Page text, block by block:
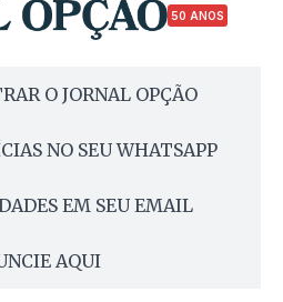
50 ANOS
O JORNAL OPÇÃO
NO SEU WHATSAPP
EM SEU EMAIL
AQUI